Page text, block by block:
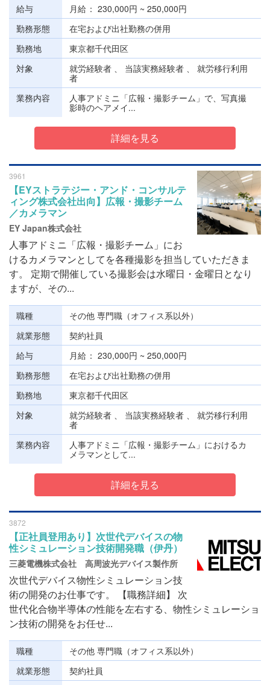
給与
月給
230,000円 ~ 250,000円
勤務形態
在宅および出社勤務の併用
勤務地
東京都千代田区
対象
就労経験者 、 当該実務経験者 、 就労移行利用
者
業務内容
人事アドミニ「広報・撮影チーム」で、写真撮
影時のヘアメイ...
詳細を見る
3961
【EYストラテジー・アンド・コンサルテ
ィング株式会社出向】広報・撮影チーム
／カメラマン
EY Japan株式会社
人事アドミニ「広報・撮影チーム」にお
けるカメラマンとしてを各種撮影を担当していただきま
す。 定期で開催している撮影会は水曜日・金曜日となり
ますが、その...
職種
その他 専門職（オフィス系以外）
就業形態
契約社員
給与
月給
230,000円 ~ 250,000円
勤務形態
在宅および出社勤務の併用
勤務地
東京都千代田区
対象
就労経験者 、 当該実務経験者 、 就労移行利用
者
業務内容
人事アドミニ「広報・撮影チーム」におけるカ
メラマンとして...
詳細を見る
3872
【正社員登用あり】次世代デバイスの物
性シミュレーション技術開発職（伊丹）
三菱電機株式会社 高周波光デバイス製作所
次世代デバイス物性シミュレーション技
術の開発のお仕事です。 【職務詳細】 次
世代化合物半導体の性能を左右する、物性シミュレーショ
ン技術の開発をお任せ...
職種
その他 専門職（オフィス系以外）
就業形態
契約社員